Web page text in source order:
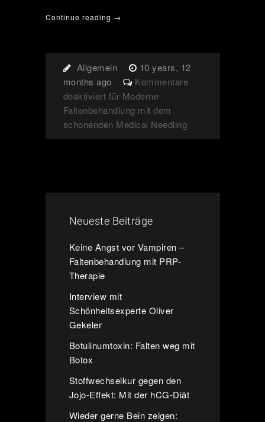
Continue reading →
Allgemein
10 years, 12
months ago
Kommentare
deaktiviert für Moderne
Faltenbehandlung mit dem
schonenden Medical Needling
Neueste Beiträge
Keine Angst vor Vampiren –
Faltenbehandlung mit PRP-
Therapie
Interview mit
Schönheitsexperte Oliver
Gekeler
Botulinumtoxin: Falten weg mit
Botox
Stoffwechselkur gegen den
Jojo-Effekt: Mit der hCG-Diät
Wieder gerne Bein zeigen: